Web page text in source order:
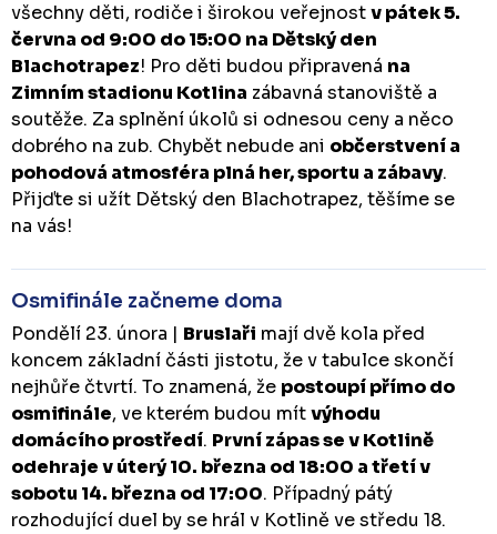
všechny děti, rodiče i širokou veřejnostv pátek 5.
června od 9:00 do 15:00 na Dětský den
Blachotrapez! Pro děti budou připravená na
Zimním stadionu Kotlina zábavná stanoviště a
soutěže. Za splnění úkolů si odnesou ceny a něco
dobrého na zub. Chybět nebude ani občerstvení a
pohodová atmosféra plná her, sportu a zábavy.
Přijďte si užít Dětský den Blachotrapez, těšíme se
na vás!
Osmifinále začneme doma
Pondělí 23. února | Bruslaři mají dvě kola před
koncem základní části jistotu, že v tabulce skončí
nejhůře čtvrtí. To znamená, že postoupí přímo do
osmifinále, ve kterém budou mítvýhodu
domácího prostředí. První zápas se v Kotlině
odehraje v úterý 10. března od 18:00 a třetí v
sobotu 14. března od 17:00. Případný pátý
rozhodující duel by se hrál v Kotlině ve středu 18.